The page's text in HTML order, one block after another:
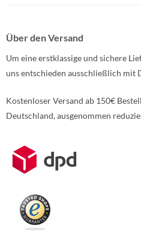
Über den Versand
Um eine erstklassige und sichere
uns entschieden ausschließlich mit
Kostenloser Versand ab 150€
Deutschland, ausgenommen
Weitere Informationen über den